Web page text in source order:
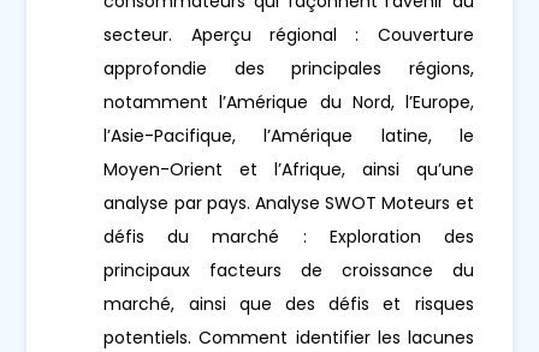
secteur. Aperçu régional : Couverture
approfondie des principales régions,
notamment l’Amérique du Nord, l’Europe,
l’Asie-Pacifique, l’Amérique latine, le
Moyen-Orient et l’Afrique, ainsi qu’une
analyse par pays. Analyse SWOT Moteurs et
défis du marché : Exploration des
principaux facteurs de croissance du
marché, ainsi que des défis et risques
potentiels. Comment identifier les lacunes